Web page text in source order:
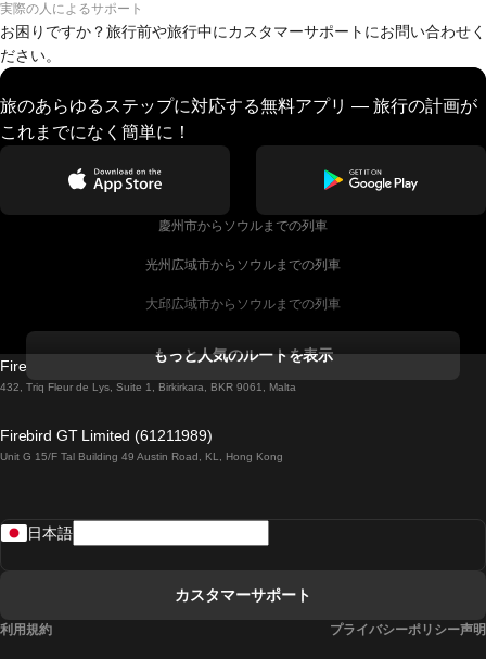
実際の人によるサポート
お困りですか？旅行前や旅行中にカスタマーサポートにお問い合わせく
ださい。
旅のあらゆるステップに対応する無料アプリ — 旅行の計画が
これまでになく簡単に！
慶州市からソウルまでの列車
光州広域市からソウルまでの列車
大邱広域市からソウルまでの列車
ダブリンからゴールウェイまでの列車
ローマからナポリまでの列車
もっと人気のルートを表示
Firebird GT Limited (OC 1451)
432, Triq Fleur de Lys, Suite 1, Birkirkara, BKR 9061, Malta
Firebird GT Limited (61211989)
Unit G 15/F Tal Building 49 Austin Road, KL, Hong Kong
日本語
カスタマーサポート
利用規約 プライバシーポリシー声明